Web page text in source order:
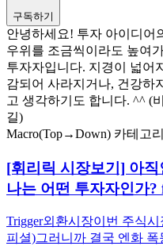
구독하기
안녕하세요! 투자 아이디어
우위를 조금씩이라도 높여
투자자입니다. 지경이 넓어
감되어 사라지거나, 건강하
고 생각하기도 합니다. ^^ (
길)
Macro(Top→Down) 카테고
[휘리릭 시장보기] 아
나는 어떤 투자자인가
Trigger외환시장이번 주식
피셜)그러니까 결국 엔화